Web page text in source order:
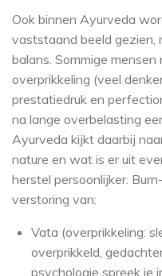
Ook binnen Ayurveda
vaststaand beeld gezien,
balans. Sommige
overprikkeling (veel
prestatiedruk en
na lange overbelasting
Ayurveda kijkt daarbij
nature en wat is er uit
herstel persoonlijker.
verstoring van:
Vata (overprikkeling:
overprikkeld,
psychologie spreek je